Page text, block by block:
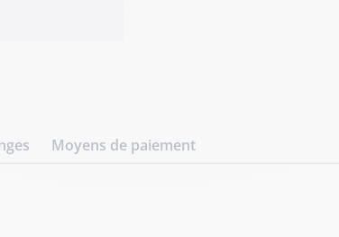
Moyens de paiement